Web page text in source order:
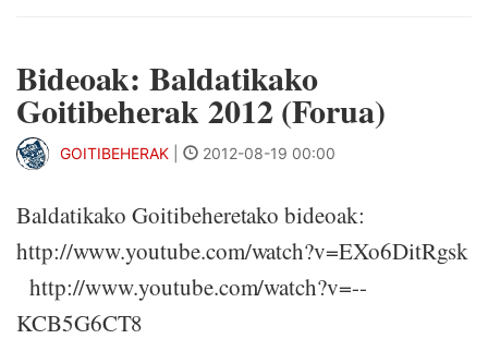
Bideoak: Baldatikako
Goitibeherak 2012 (Forua)
GOITIBEHERAK 2012-08-19 00:00
Baldatikako Goitibeheretako bideoak:
http://www.youtube.com/watch?v=EXo6DitRgsk
http://www.youtube.com/watch?v=--
KCB5G6CT8